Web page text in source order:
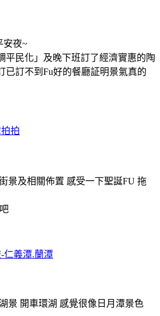
安夜~
平民化」及晚下班訂了經濟實惠的陶
已訂不到Fu好的餐廳証明景氣真的
拍
景及相關佈置 感受一下聖誕FU 拖
仁義潭.蘭潭
景 開車環湖 感覺很像日月潭景色